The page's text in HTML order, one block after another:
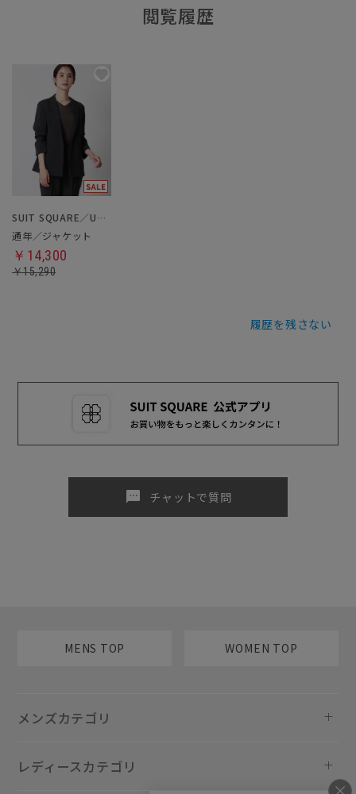
閲覧履歴
SUIT SQUARE／UNIVERSAL LANGUAGE／WHITE
通年／ジャケット
￥14,300
￥15,290
履歴を残さない
sms チャットで質問
MENS TOP WOMEN TOP
メンズカテゴリ
レディースカテゴリ